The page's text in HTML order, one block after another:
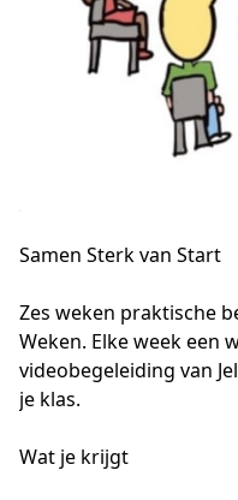
Samen Sterk van Start
Zes weken praktische
Weken. Elke week een
videobegeleiding van
je klas.
Wat je krijgt